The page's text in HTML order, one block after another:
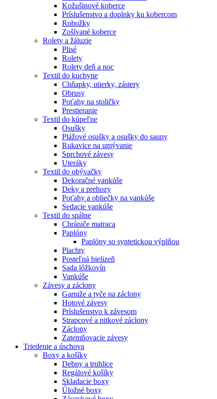
Kožušinové koberce
Príslušenstvo a doplnky ku kobercom
Rohožky
Zošívané koberce
Rolety a žáluzie
Plisé
Rolety
Rolety deň a noc
Textil do kuchyne
Chňapky, utierky, zástery
Obrusy
Poťahy na stoličky
Prestieranie
Textil do kúpeľne
Osušky
Plážové osušky a osušky do sauny
Rukavice na umývanie
Sprchové závesy
Uteráky
Textil do obývačky
Dekoračné vankúše
Deky a prehozy
Poťahy a obliečky na vankúše
Sedacie vankúše
Textil do spálne
Chrániče matraca
Paplóny
Paplóny so syntetickou výplňou
Plachty
Posteľná bielizeň
Sada lôžkovín
Vankúše
Závesy a záclony
Garniže a tyče na záclony
Hotové závesy
Príslušenstvo k závesom
Strapcové a nitkové záclony
Záclony
Zatemňovacie závesy
Triedenie a úschova
Boxy a košíky
Debny a truhlice
Regálové košíky
Skladacie boxy
Úložné boxy